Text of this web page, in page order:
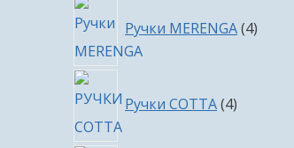
Ручки MERENGA 4товара
Ручки COTTA 4товара